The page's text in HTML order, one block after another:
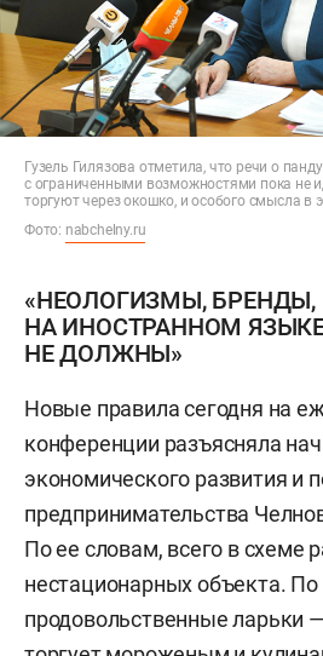
Гузель Гилязова отметила, что речи о
с ограниченными возможностями пока не
торгуют через окошко, и особого смысла в
Фото: nabchelny.ru
«НЕОЛОГИЗМЫ, БРЕНДЫ,
НА ИНОСТРАННОМ
НЕ ДОЛЖНЫ»
Новые правила сегодня на
конференции разъясняла
экономического развития и
предпринимательства
По ее словам, всего в схеме
нестационарных объекта.
продовольственные ларьки